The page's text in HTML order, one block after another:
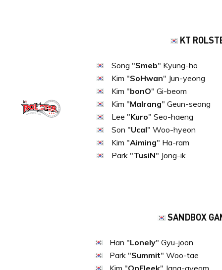
KT
Song "Smeb" Kyung-ho
Kim "SoHwan" Jun-yeong
Kim "bonO" Gi-beom
Kim "Malrang" Geun-seong
Lee "Kuro" Seo-haeng
Son "Ucal" Woo-hyeon
Kim "Aiming" Ha-ram
Park "TusiN" Jong-ik
SANDBOX
Han "Lonely" Gyu-joon
Park "Summit" Woo-tae
Kim "OnFleek" Jang-gyeom